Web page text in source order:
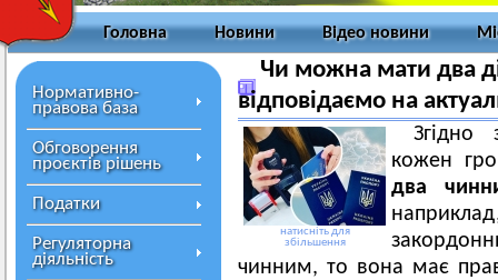
Головна Новини Відео новини
Нормативно-
правова база
Обговорення
проєктів рішень
Податки
Регуляторна
діяльність
Чи можна мати два
відповідаємо на
натисніть для
збільшення
Згідно
кожен
два
чинним, то вона має